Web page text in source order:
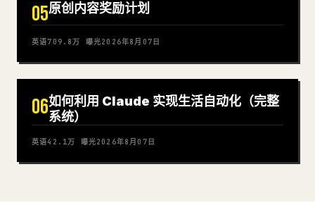
05原创内容奖励计划
英语709.8万 曝光2026年8月07日
06如何利用 Claude 实现生活自动化（完整
系统）
英语42.1万 曝光2026年8月07日